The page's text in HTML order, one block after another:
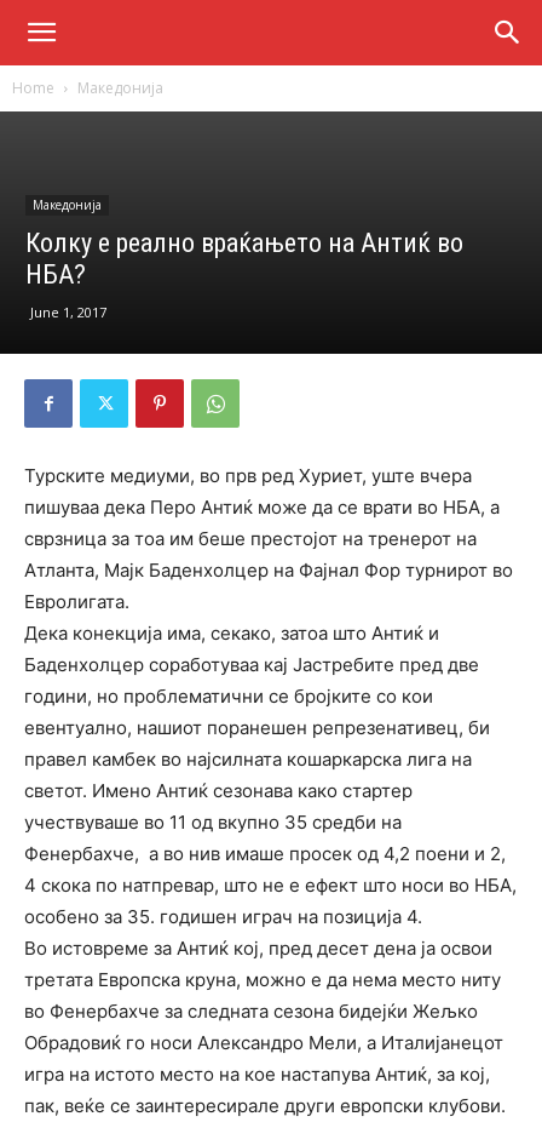
Home Македонија
Македонија
Колку е реално враќањето на Антиќ во
НБА?
June 1, 2017
Турските медиуми, во прв ред Хуриет, уште вчера
пишуваа дека Перо Антиќ може да се врати во НБА, а
сврзница за тоа им беше престојот на тренерот на
Атланта, Мајк Баденхолцер на Фајнал Фор турнирот во
Евролигата.
Дека конекција има, секако, затоа што Антиќ и
Баденхолцер соработуваа кај Јастребите пред две
години, но проблематични се бројките со кои
евентуално, нашиот поранешен репрезенативец, би
правел камбек во најсилната кошаркарска лига на
светот. Имено Антиќ сезонава како стартер
учествуваше во 11 од вкупно 35 средби на
Фенербахче, а во нив имаше просек од 4,2 поени и 2,
4 скока по натпревар, што не е ефект што носи во НБА,
особено за 35. годишен играч на позиција 4.
Во истовреме за Антиќ кој, пред десет дена ја освои
третата Европска круна, можно е да нема место ниту
во Фенербахче за следната сезона бидејќи Жељко
Обрадовиќ го носи Александро Мели, а Италијанецот
игра на истото место на кое настапува Антиќ, за кој,
пак, веќе се заинтересирале други европски клубови.